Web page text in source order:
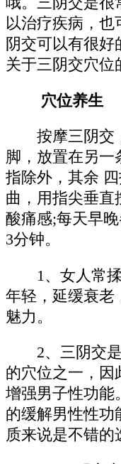
以治疗疾病，也
阴交可以有很
关于三阴交穴位
穴位养生
按摩三阴交，
脚，放置在另一
指除外，其余
曲，用指尖垂直
酸痛感;每天早
3分钟。
1、女人常揉
年轻，延缓衰老
魅力。
2、三阴交是
的穴位之一，因
增强男子性功能
的缓解男性性功
质来说是不错的